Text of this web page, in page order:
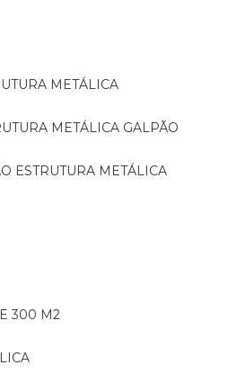
METÁLICA
METÁLICA GALPÃO
ESTRUTURA METÁLICA
300 M2